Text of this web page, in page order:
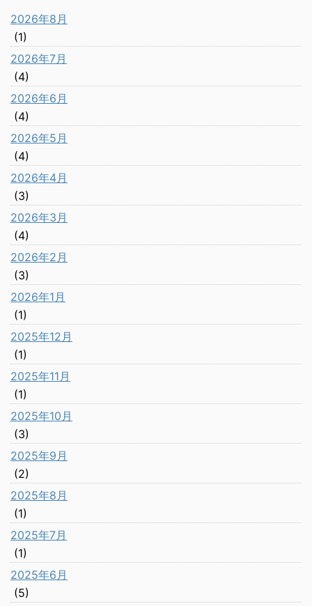
2026年8月
(1)
2026年7月
(4)
2026年6月
(4)
2026年5月
(4)
2026年4月
(3)
2026年3月
(4)
2026年2月
(3)
2026年1月
(1)
2025年12月
(1)
2025年11月
(1)
2025年10月
(3)
2025年9月
(2)
2025年8月
(1)
2025年7月
(1)
2025年6月
(5)